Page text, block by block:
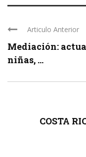
Articulo Anterior
Mediación:
niñas, ...
COSTA